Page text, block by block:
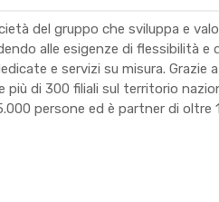
del gruppo che sviluppa e
alle esigenze di flessibilità e
e servizi su misura. Grazie
più di 300 filiali sul territorio
persone ed è partner di oltre